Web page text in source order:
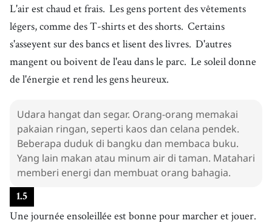
L'air est chaud et frais. Les gens portent des vêtements
légers, comme des T-shirts et des shorts. Certains
s'asseyent sur des bancs et lisent des livres. D'autres
mangent ou boivent de l'eau dans le parc. Le soleil donne
de l'énergie et rend les gens heureux.
Udara hangat dan segar. Orang-orang memakai
pakaian ringan, seperti kaos dan celana pendek.
Beberapa duduk di bangku dan membaca buku.
Yang lain makan atau minum air di taman. Matahari
memberi energi dan membuat orang bahagia.
1.5
Une journée ensoleillée est bonne pour marcher et jouer.